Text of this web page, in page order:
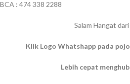
BCA : 474 338 2288
Salam Hangat dari
Klik Logo Whatshapp pada
Lebih cepat